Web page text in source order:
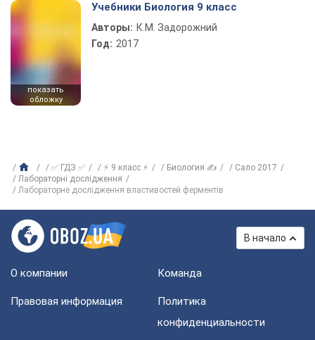
показать
обложку
Учебники Биология 9 класс
Авторы: К.М. Задорожний
Год: 2017
✅ ГДЗ ✅ ⚡ 9 класс ⚡ Биология ✍
Сало 2017
Лабораторні дослідження
Лабораторне дослідження властивостей ферментів
В начало
О компании Команда
Правовая информация
Политика
конфиденциальности